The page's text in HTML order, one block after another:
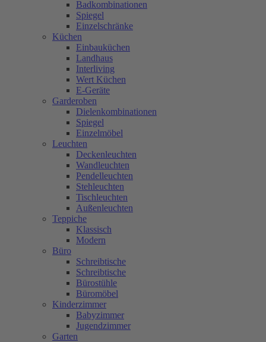
Badkombinationen
Spiegel
Einzelschränke
Küchen
Einbauküchen
Landhaus
Interliving
Wert Küchen
E-Geräte
Garderoben
Dielenkombinationen
Spiegel
Einzelmöbel
Leuchten
Deckenleuchten
Wandleuchten
Pendelleuchten
Stehleuchten
Tischleuchten
Außenleuchten
Teppiche
Klassisch
Modern
Büro
Schreibtische
Schreibtische
Bürostühle
Büromöbel
Kinderzimmer
Babyzimmer
Jugendzimmer
Garten